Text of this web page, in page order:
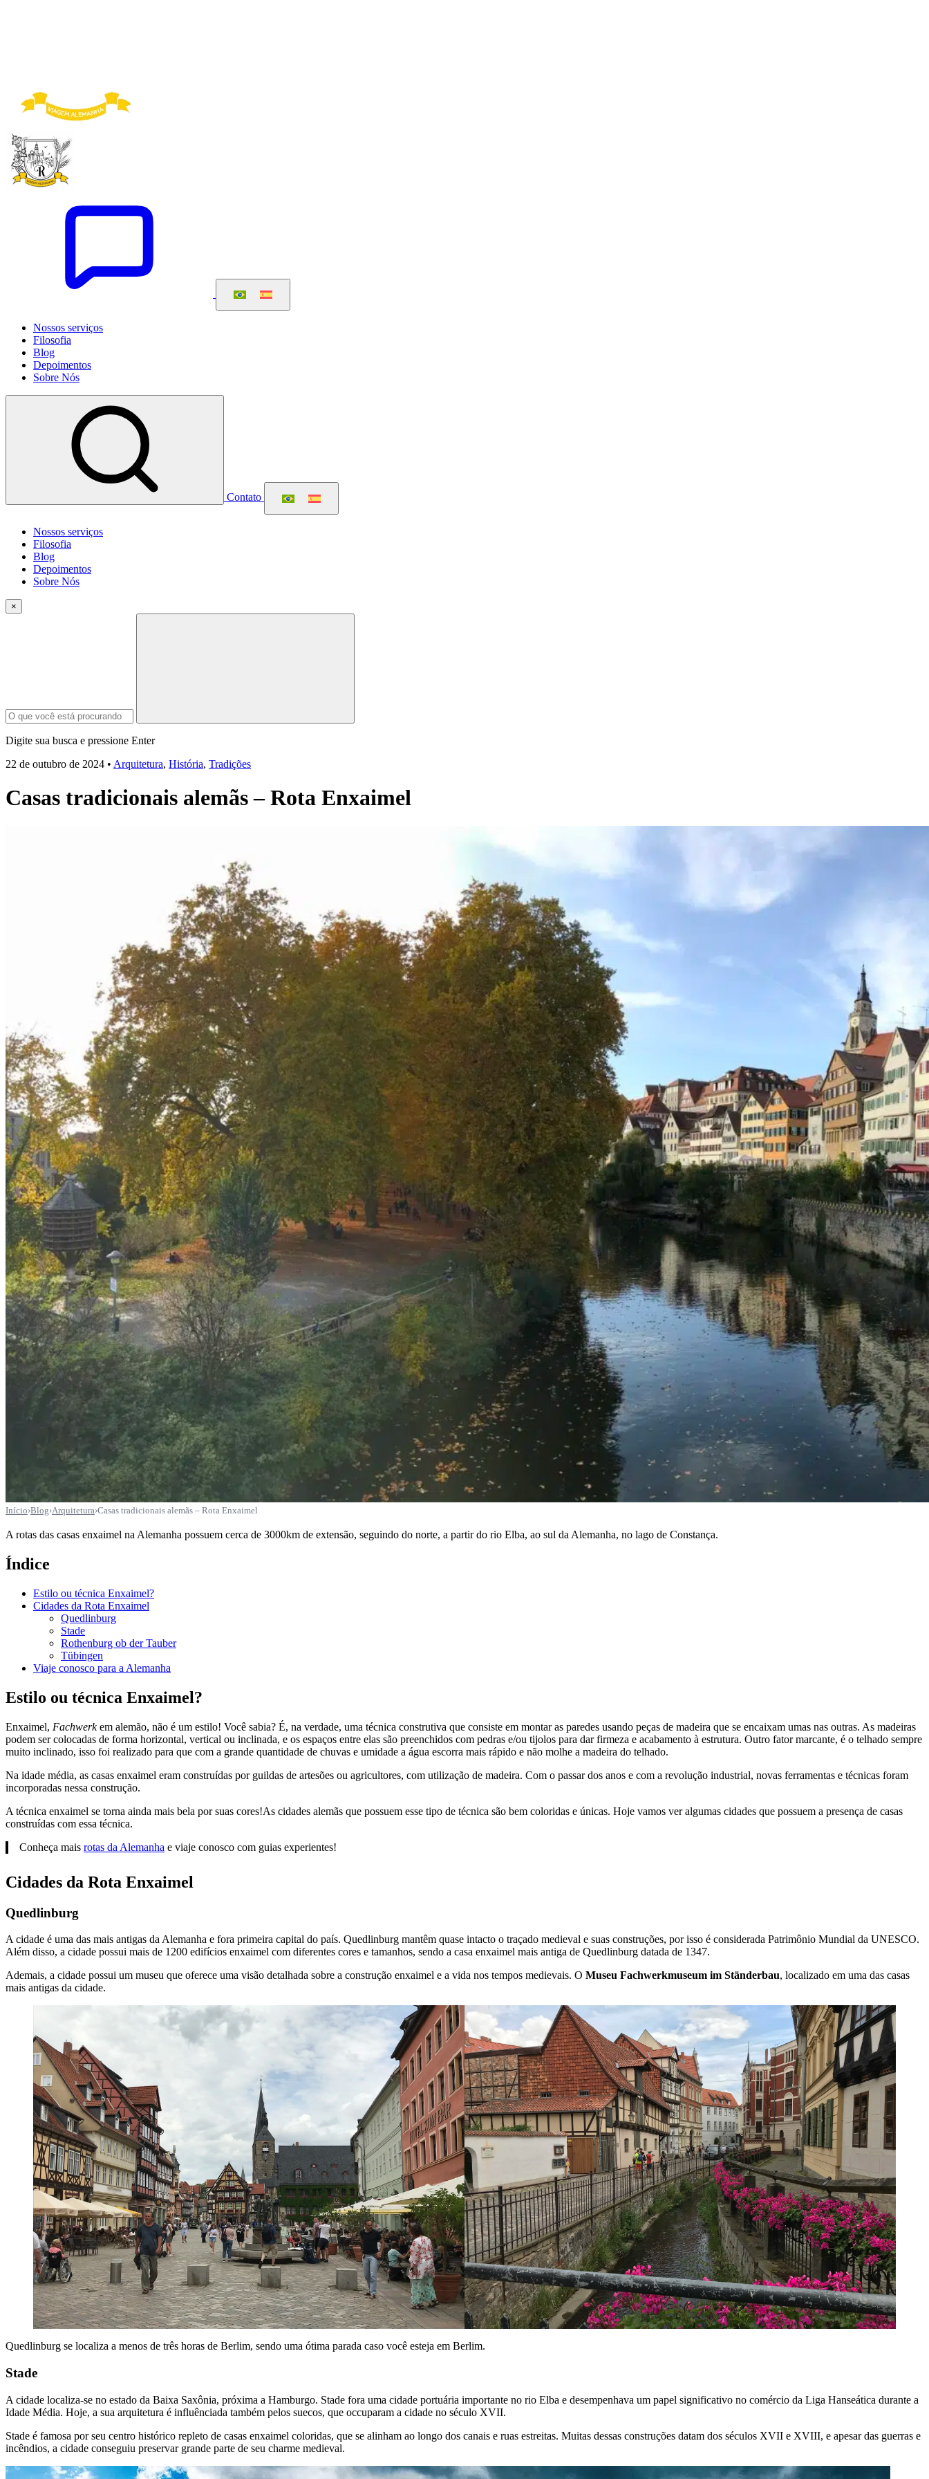
Nossos serviços
Filosofia
Blog
Depoimentos
Sobre Nós
Contato
Nossos serviços
Filosofia
Blog
Depoimentos
Sobre Nós
×
Digite sua busca e pressione Enter
22 de outubro de 2024 • Arquitetura, História, Tradições
Casas tradicionais alemãs – Rota Enxaimel
Início›Blog›Arquitetura›Casas tradicionais alemãs – Rota Enxaimel
A rotas das casas enxaimel na Alemanha possuem cerca de 3000km de extensão, seguindo do norte, a partir do rio Elba, ao sul da Alemanha, no lago de Constança.
Índice
Estilo ou técnica Enxaimel?
Cidades da Rota Enxaimel
Quedlinburg
Stade
Rothenburg ob der Tauber
Tübingen
Viaje conosco para a Alemanha
Estilo ou técnica Enxaimel?
Enxaimel, Fachwerkem alemão, não é um estilo! Você sabia? É, na verdade, uma técnica construtiva que consiste em montar as paredes usando peças de madeira que se encaixam umas nas outras. As madeiras
podem ser colocadas de forma horizontal, vertical ou inclinada, e os espaços entre elas são preenchidos com pedras e/ou tijolos para dar firmeza e acabamento à estrutura. Outro fator marcante, é o telhado sempre
muito inclinado, isso foi realizado para que com a grande quantidade de chuvas e umidade a água escorra mais rápido e não molhe a madeira do telhado.
Na idade média, as casas enxaimel eram construídas por guildas de artesões ou agricultores, com utilização de madeira. Com o passar dos anos e com a revolução industrial, novas ferramentas e técnicas foram
incorporadas nessa construção.
A técnica enxaimel se torna ainda mais bela por suas cores!As cidades alemãs que possuem esse tipo de técnica são bem coloridas e únicas. Hoje vamos ver algumas cidades que possuem a presença de casas
construídas com essa técnica.
Conheça mais rotas da Alemanha e viaje conosco com guias experientes!
Cidades da Rota Enxaimel
Quedlinburg
A cidade é uma das mais antigas da Alemanha e fora primeira capital do país. Quedlinburg mantêm quase intacto o traçado medieval e suas construções, por isso é considerada Patrimônio Mundial da UNESCO.
Além disso, a cidade possui mais de 1200 edifícios enxaimel com diferentes cores e tamanhos, sendo a casa enxaimel mais antiga de Quedlinburg datada de 1347.
Ademais, a cidade possui um museu que oferece uma visão detalhada sobre a construção enxaimel e a vida nos tempos medievais. O Museu Fachwerkmuseum im Ständerbau, localizado em uma das casas
mais antigas da cidade.
Quedlinburg se localiza a menos de três horas de Berlim, sendo uma ótima parada caso você esteja em Berlim.
Stade
A cidade localiza-se no estado da Baixa Saxônia, próxima a Hamburgo. Stade fora uma cidade portuária importante no rio Elba e desempenhava um papel significativo no comércio da Liga Hanseática durante a
Idade Média. Hoje, a sua arquitetura é influênciada também pelos suecos, que occuparam a cidade no século XVII.
Stade é famosa por seu centro histórico repleto de casas enxaimel coloridas, que se alinham ao longo dos canais e ruas estreitas. Muitas dessas construções datam dos séculos XVII e XVIII, e apesar das guerras e
incêndios, a cidade conseguiu preservar grande parte de seu charme medieval.